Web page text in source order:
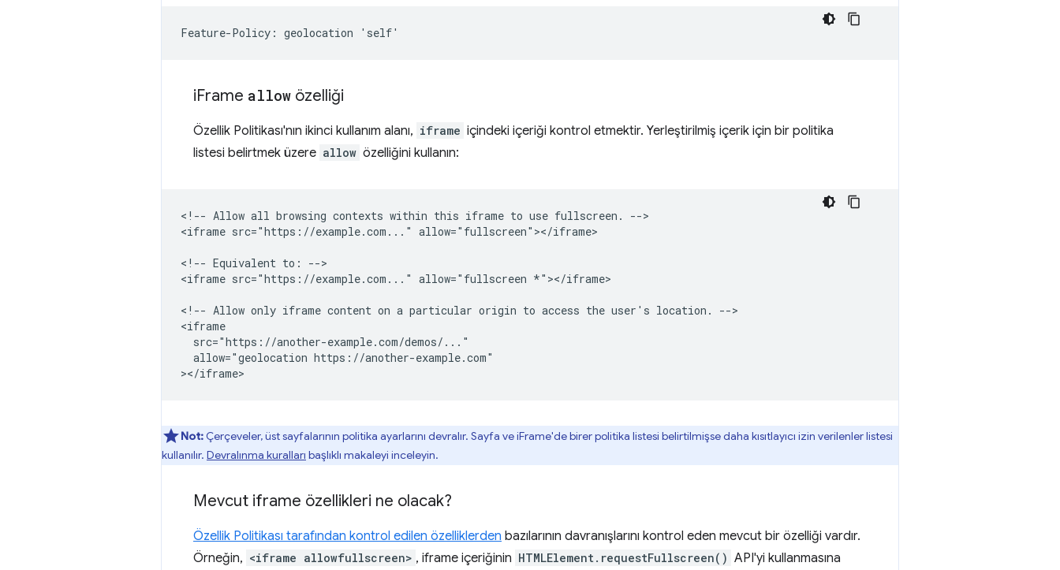
iFrame allow özelliği
Özellik Politikası'nın ikinci kullanım alanı, iframe içindeki içeriği kontrol etmektir. Yerleştirilmiş içerik için bir politika
listesi belirtmek üzere allow özelliğini kullanın:
<!-- Allow all browsing contexts within this iframe to use fullscreen. -->
<iframe src="https://example.com..." allow="fullscreen"></iframe>
<!-- Equivalent to: -->
<iframe src="https://example.com..." allow="fullscreen *"></iframe>
<!-- Allow only iframe content on a particular origin to access the user's location. -->
<iframe
  src="https://another-example.com/demos/..."
  allow="geolocation https://another-example.com"
Not: Çerçeveler, üst sayfalarının politika ayarlarını devralır. Sayfa ve iFrame'de birer politika listesi belirtilmişse daha kısıtlayıcı izin verilenler listesi
kullanılır. Devralınma kuralları başlıklı makaleyi inceleyin.
Mevcut iframe özellikleri ne olacak?
Özellik Politikası tarafından kontrol edilen özelliklerden bazılarının davranışlarını kontrol eden mevcut bir özelliği vardır.
Örneğin, <iframe allowfullscreen> , iframe içeriğinin HTMLElement.requestFullscreen() API'yi kullanmasına